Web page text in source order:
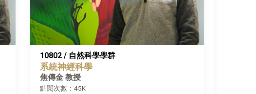
10802 / 自然科學學群
系統神經科學
焦傳金 教授
點閱次數：45K